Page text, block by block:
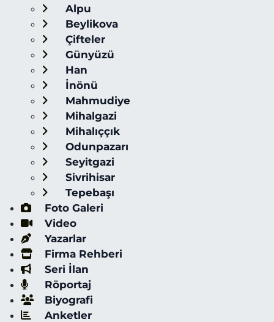
Alpu
Beylikova
Çifteler
Günyüzü
Han
İnönü
Mahmudiye
Mihalgazi
Mihalıççık
Odunpazarı
Seyitgazi
Sivrihisar
Tepebaşı
Foto Galeri
Video
Yazarlar
Firma Rehberi
Seri İlan
Röportaj
Biyografi
Anketler